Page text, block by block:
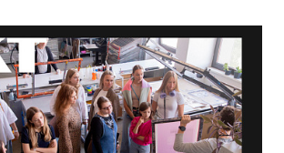
с господдержкой